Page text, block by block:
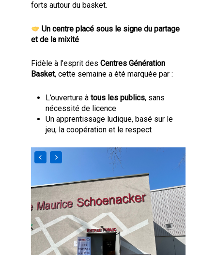
forts autour du basket.
Un centre placé sous le signe du partage
et de la mixité
Fidèle à l’esprit desCentres Génération
Basket, cette semaine a été marquée par :
L’ouverture àtous les publics, sans
nécessité de licence
Un apprentissage ludique, basé sur le
jeu, la coopération et le respect